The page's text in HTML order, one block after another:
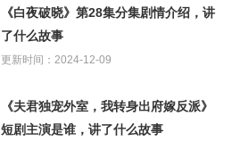
《白夜破晓》第28集分集剧情介绍，讲
了什么故事
更新时间：2024-12-09
《夫君独宠外室，我转身出府嫁反派》
短剧主演是谁，讲了什么故事